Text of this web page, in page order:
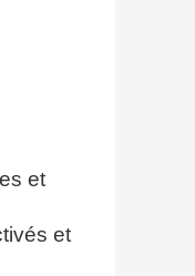
et
et